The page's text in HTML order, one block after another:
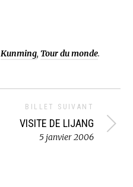
Kunming, Tour du monde.
BILLET SUIVANT
VISITE DE LIJANG
5 janvier 2006